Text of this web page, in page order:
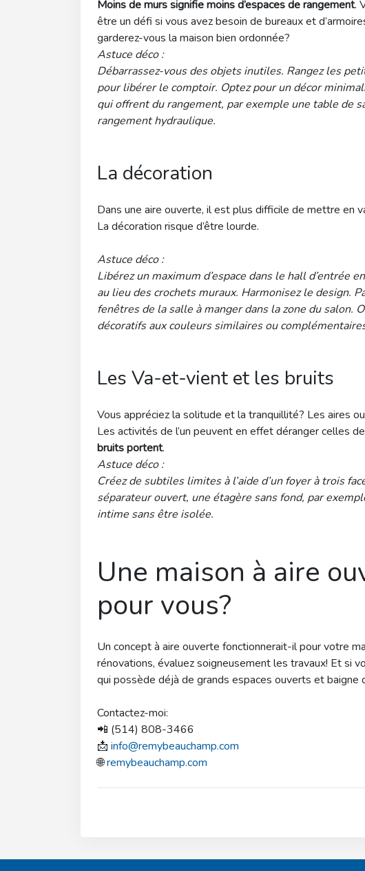
Moins de murs signifie moins d’espaces de rangement.
être un défi si vous avez besoin de bureaux et
garderez-vous la maison bien ordonnée?
Astuce déco :
Débarrassez-vous des objets inutiles. Rangez les
pour libérer le comptoir. Optez pour un décor
qui offrent du rangement, par exemple une table de
rangement hydraulique.
La décoration
Dans une aire ouverte, il est plus difficile de mettre en
La décoration risque d’être lourde.
Astuce déco :
Libérez un maximum d’espace dans le hall d’entrée
au lieu des crochets muraux. Harmonisez le design.
fenêtres de la salle à manger dans la zone du salon.
décoratifs aux couleurs similaires ou complémentaires
Les Va-et-vient et les bruits
Vous appréciez la solitude et la tranquillité? Les aires
Les activités de l’un peuvent en effet déranger celles
bruits portent.
Astuce déco :
Créez de subtiles limites à l’aide d’un foyer à trois
séparateur ouvert, une étagère sans fond, par
intime sans être isolée.
Une maison à aire
pour vous?
Un concept à aire ouverte fonctionnerait-il pour votre
rénovations, évaluez soigneusement les travaux! Et si
qui possède déjà de grands espaces ouverts et baigne
Contactez-moi:
📲 (514) 808-3466
📩 info@remybeauchamp.com
🌐remybeauchamp.com